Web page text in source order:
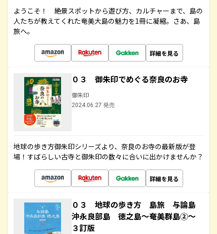
ようこそ！ 絶景スポットから遊び方、カルチャーまで、島の
人たちが教えてくれた奄美大島の魅力を1冊に凝縮。さあ、島
旅へ。
詳細を見る
０３ 御朱印でめぐる奈良のお寺
御朱印
2024.06.27 発売
地球の歩き方御朱印シリーズより、奈良のお寺の最新版が登
場！すばらしい古寺と御朱印の数々に合いに出かけませんか？
詳細を見る
０３ 地球の歩き方 島旅 与論島
沖永良部島 徳之島～奄美群島②～
３訂版